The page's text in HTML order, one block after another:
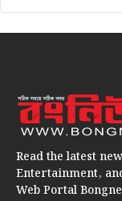
Read the latest
Entertainment,
Web Portal